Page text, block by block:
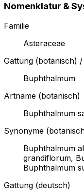
Nomenklatur &
Familie
Asteraceae
Gattung (botanisch)
Buphthalmum
Artname (botanisch)
Buphthalmum
Synonyme
Buphthalmum
grandiflorum,
Buphthalmum
Gattung (deutsch)